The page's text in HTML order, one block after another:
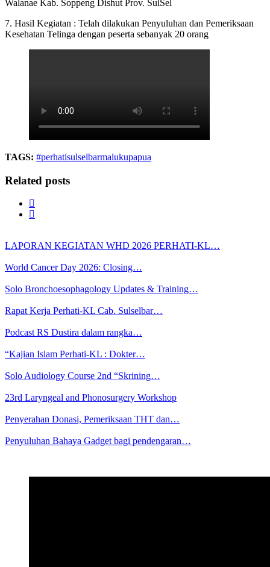
Walanae Kab. Soppeng Dishut Prov. SulSel
7. Hasil Kegiatan : Telah dilakukan Penyuluhan dan Pemeriksaan
Kesehatan Telinga dengan peserta sebanyak 20 orang
TAGS: #perhatisulselbarmalukupapua
Related posts
LAPORAN KEGIATAN WHD 2026 PERHATI-KL…
World Cancer Day 2026: Closing…
Solo Bronchoesophagology Updates & Training…
Rapat Kerja Perhati-KL Cab. Sulselbar…
Podcast RS Dustira dalam rangka…
“Kajian Islam Perhati-KL : Dokter…
Solo Audiology Course 2nd “Skrining…
23rd Laryngeal and Phonosurgery Workshop
Penyerahan Donasi, Pemeriksaan THT dan…
Penyuluhan Bahaya Gadget bagi pendengaran…